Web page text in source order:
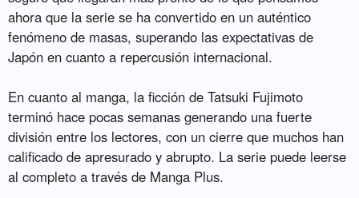
ahora que la serie se ha convertido en un auténtico
fenómeno de masas, superando las expectativas de
Japón en cuanto a repercusión internacional.
En cuanto al manga, la ficción de Tatsuki Fujimoto
terminó hace pocas semanas generando una fuerte
división entre los lectores, con un cierre que muchos han
calificado de apresurado y abrupto. La serie puede leerse
al completo a través de Manga Plus.